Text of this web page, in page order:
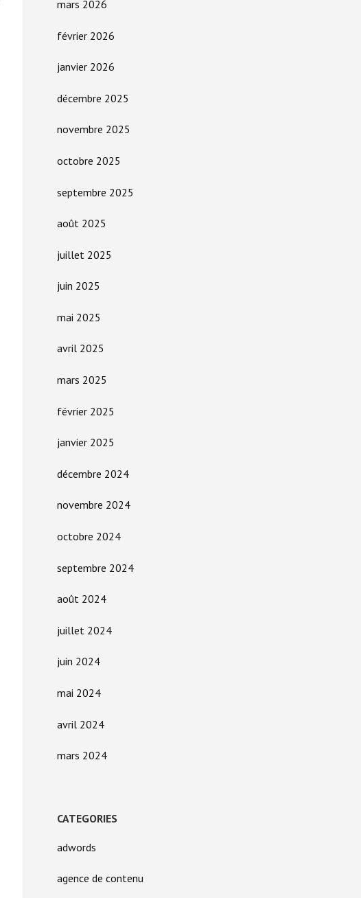
mars 2026
février 2026
janvier 2026
décembre 2025
novembre 2025
octobre 2025
septembre 2025
août 2025
juillet 2025
juin 2025
mai 2025
avril 2025
mars 2025
février 2025
janvier 2025
décembre 2024
novembre 2024
octobre 2024
septembre 2024
août 2024
juillet 2024
juin 2024
mai 2024
avril 2024
mars 2024
CATEGORIES
adwords
agence de contenu